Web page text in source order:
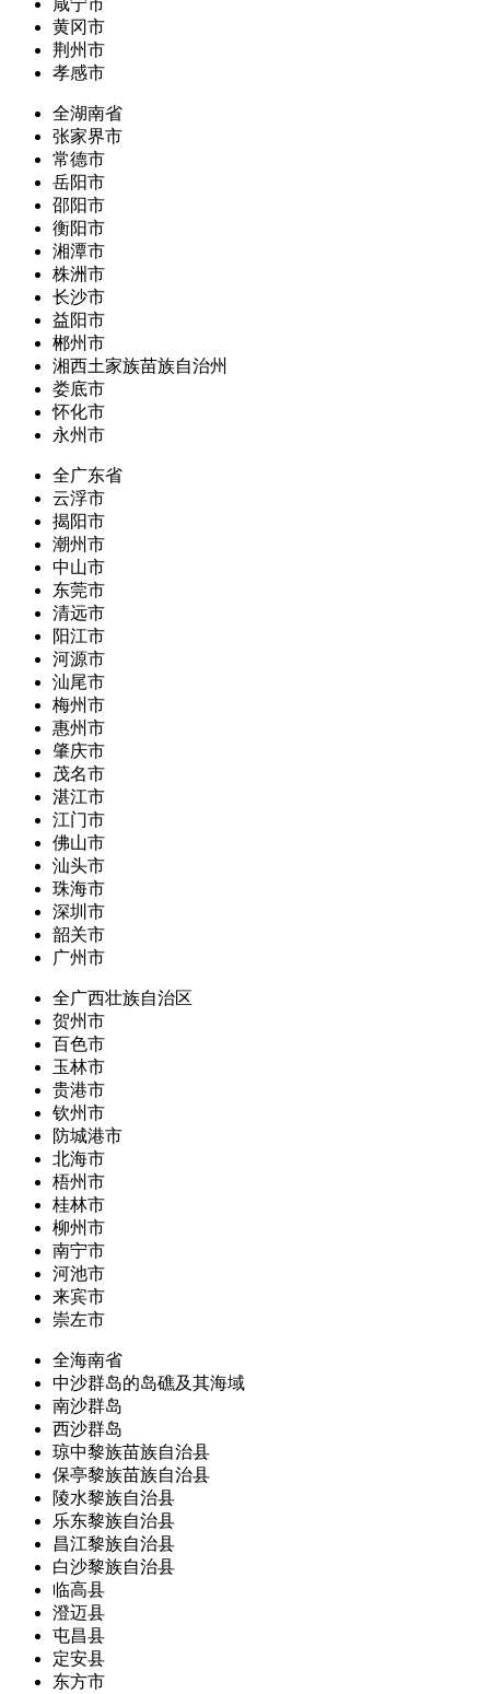
咸宁市
黄冈市
荆州市
孝感市
全湖南省
张家界市
常德市
岳阳市
邵阳市
衡阳市
湘潭市
株洲市
长沙市
益阳市
郴州市
湘西土家族苗族自治州
娄底市
怀化市
永州市
全广东省
云浮市
揭阳市
潮州市
中山市
东莞市
清远市
阳江市
河源市
汕尾市
梅州市
惠州市
肇庆市
茂名市
湛江市
江门市
佛山市
汕头市
珠海市
深圳市
韶关市
广州市
全广西壮族自治区
贺州市
百色市
玉林市
贵港市
钦州市
防城港市
北海市
梧州市
桂林市
柳州市
南宁市
河池市
来宾市
崇左市
全海南省
中沙群岛的岛礁及其海域
南沙群岛
西沙群岛
琼中黎族苗族自治县
保亭黎族苗族自治县
陵水黎族自治县
乐东黎族自治县
昌江黎族自治县
白沙黎族自治县
临高县
澄迈县
屯昌县
定安县
东方市